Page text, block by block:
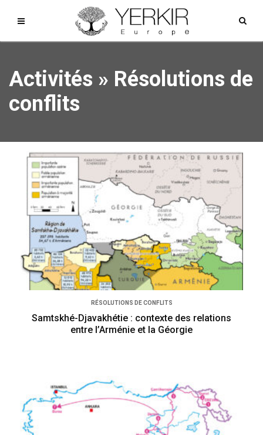
Activités » Résolutions de
conflits
RÉSOLUTIONS DE CONFLITS
Samtskhé-Djavakhétie : contexte des relations
entre l’Arménie et la Géorgie